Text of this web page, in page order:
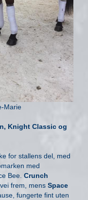
Marie
Knight Classic og
for stallens del, med
med
Bee. Crunch
frem, mens Space
fungerte fint uten